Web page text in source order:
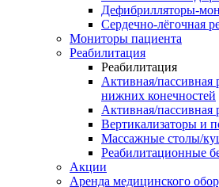
Дефибрилляторы-
Сердечно-лёгочная
Мониторы пациента
Реабилитация
Реабилитация
Активная/пассивная
нижних конечностей
Активная/пассивная
Вертикализаторы и
Массажные столы/
Реабилитационные
Акции
Аренда медицинского